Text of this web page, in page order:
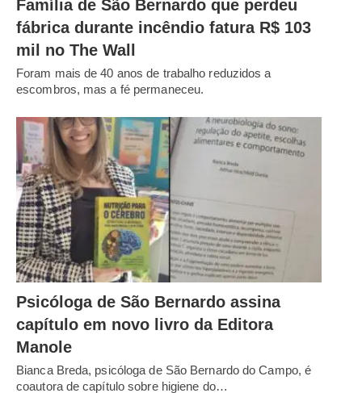
Família de São Bernardo que perdeu
fábrica durante incêndio fatura R$ 103
mil no The Wall
Foram mais de 40 anos de trabalho reduzidos a
escombros, mas a fé permaneceu.
Psicóloga de São Bernardo assina
capítulo em novo livro da Editora
Manole
Bianca Breda, psicóloga de São Bernardo do Campo, é
coautora de capítulo sobre higiene do…